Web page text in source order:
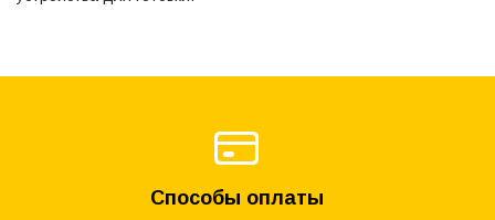
Способы оплаты